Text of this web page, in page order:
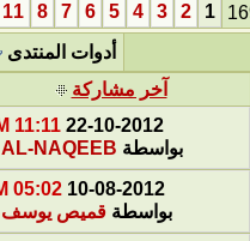
1
2
3
4
5
6
7
8
11
أدوات المنتدى
آخر مشاركة
22-10-2012
11:11 AM
بواسطة AL-NAQEEB
10-08-2012
05:02 PM
بواسطة قميص يوسف